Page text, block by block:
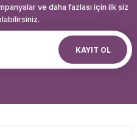
ve daha fazlası için ilk siz
KAYIT OL